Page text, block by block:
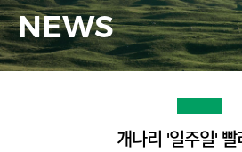
NEWS
개나리 '일주일' 빨